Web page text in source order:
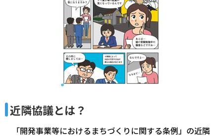
近隣協議とは？
「開発事業等におけるまちづくりに関する条例」の近隣